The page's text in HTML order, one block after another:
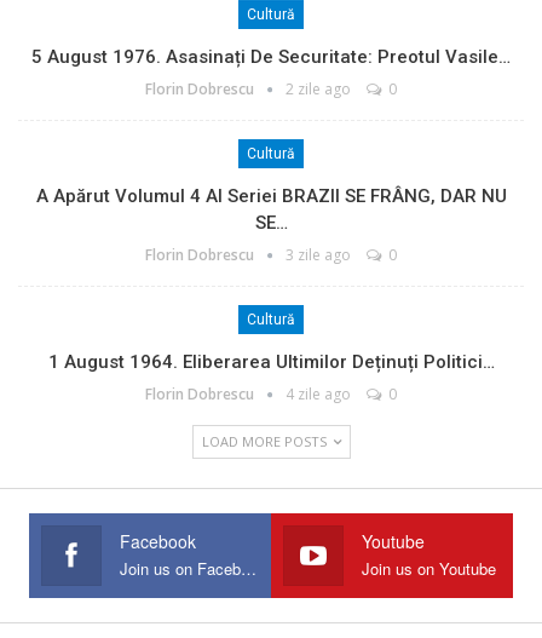
Cultură
5 August 1976. Asasinați De Securitate: Preotul Vasile…
Florin Dobrescu 2 zile ago 0
Cultură
A Apărut Volumul 4 Al Seriei BRAZII SE FRÂNG, DAR NU
SE…
Florin Dobrescu 3 zile ago 0
Cultură
1 August 1964. Eliberarea Ultimilor Deținuți Politici…
Florin Dobrescu 4 zile ago 0
LOAD MORE POSTS
Facebook
Join us on Facebook
Youtube
Join us on Youtube